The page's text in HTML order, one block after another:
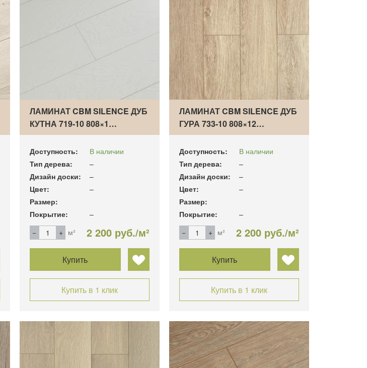
ЛАМИНАТ CBM SILENCE ДУБ
КУТНА 719-10 808×1…
Доступность:
В наличии
Тип дерева:
–
Дизайн доски:
–
Цвет:
–
Размер:
Покрытие:
–
м²
2 200 руб./м²
Купить
Купить в 1 клик
ЛАМИНАТ CBM SILENCE ДУБ
ГУРА 733-10 808×12…
Доступность:
В наличии
Тип дерева:
–
Дизайн доски:
–
Цвет:
–
Размер:
Покрытие:
–
м²
2 200 руб./м²
Купить
Купить в 1 клик